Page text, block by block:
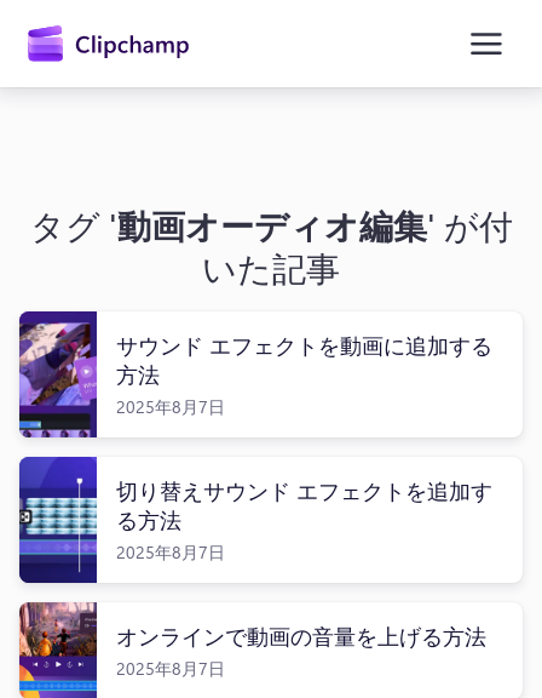
テ
ログイン
タグ '動画オーディオ編集' が付
いた記事
サウンド エフェクトを動画に追加する
方法
2025年8月7日
切り替えサウンド エフェクトを追加す
る方法
2025年8月7日
オンラインで動画の音量を上げる方法
2025年8月7日